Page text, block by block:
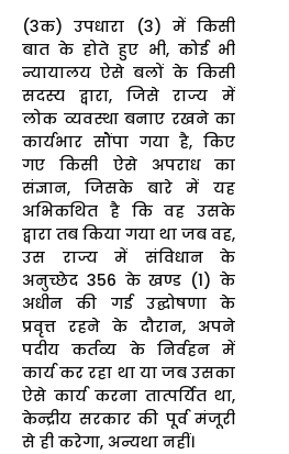
(3क) उपधारा (3) में किसी
बात के होते हुए भी, कोई भी
न्यायालय ऐसे बलों के किसी
सदस्य द्वारा, जिसे राज्य में
लोक व्यवस्था बनाए रखने का
कार्यभार सौंपा गया है, किए
गए किसी ऐसे अपराध का
संज्ञान, जिसके बारे में यह
अभिकथित है कि वह उसके
द्वारा तब किया गया था जब वह,
उस राज्य में संविधान के
अनुच्छेद 356 के खण्ड (1) के
अधीन की गई उद्घोषणा के
प्रवृत्त रहने के दौरान, अपने
पदीय कर्तव्य के निर्वहन में
कार्य कर रहा था या जब उसका
ऐसे कार्य करना तात्पर्यित था,
केन्द्रीय सरकार की पूर्व मंजूरी
से ही करेगा, अन्यथा नहीं।